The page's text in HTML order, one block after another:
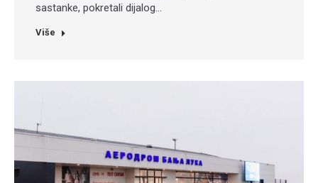
sastanke, pokretali dijalog…
Više